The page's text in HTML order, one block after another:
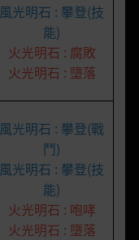
風光明石 : 攀登(技
能)
火光明石 : 腐敗
火光明石 : 墮落
風光明石 : 攀登(戰
鬥)
風光明石 : 攀登(技
能)
火光明石 : 咆哮
火光明石 : 墮落